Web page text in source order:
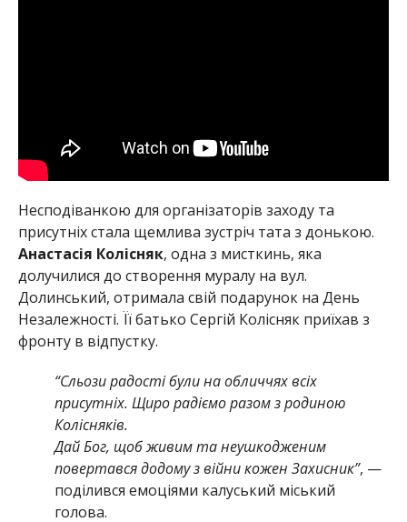
Несподіванкою для організаторів заходу та
присутніх стала щемлива зустріч тата з донькою.
Анастасія Колісняк, одна з мисткинь, яка
долучилися до створення муралу на вул.
Долинський, отримала свій подарунок на День
Незалежності. Її батько Сергій Колісняк приїхав з
фронту в відпустку.
“Сльози радості були на обличчях всіх
присутніх. Щиро радіємо разом з родиною
Колісняків.
Дай Бог, щоб живим та неушкодженим
повертався додому з війни кожен Захисник”, —
поділився емоціями калуський міський
голова.